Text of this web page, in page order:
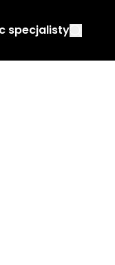
specjalisty